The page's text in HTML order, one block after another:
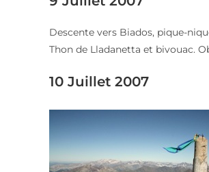
Descente vers Biados, pique-
Thon de Lladanetta et bivouac.
10 Juillet 2007